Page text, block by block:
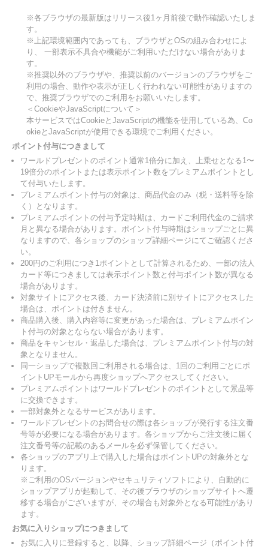
※各ブラウザの最新版はリリース後1ヶ月前後で動作確認いたしま
す。
※上記環境範囲内であっても、ブラウザとOSの組み合わせによ
り、 一部表示不具合や機能がご利用いただけない場合がありま
す。
※推奨以外のブラウザや、推奨以前のバージョンのブラウザをご
利用の場合、動作や表示が正しく行われない可能性がありますの
で、推奨ブラウザでのご利用をお願いいたします。
＜CookieやJavaScriptについて＞
本サービスではCookieとJavaScriptの機能を使用している為、Co
okieとJavaScriptが使用できる環境でご利用ください。
ポイント付与につきまして
ワールドプレゼントのポイント通常1倍分に加え、上乗せとなる1〜
19倍分のポイントまたは表示ポイント数をプレミアムポイントとし
て付与いたします。
プレミアムポイント付与の対象は、商品代金のみ（税・送料等を除
く）となります。
プレミアムポイントの付与予定時期は、カードご利用代金のご請求
月と異なる場合があります。ポイント付与時期はショップごとに異
なりますので、各ショップのショップ詳細ページにてご確認くださ
い。
200円のご利用につき1ポイントとして計算されるため、一部の法人
カード等につきましては表示ポイント数と付与ポイント数が異なる
場合があります。
対象サイトにアクセス後、カード決済前に別サイトにアクセスした
場合は、ポイントは付きません。
商品購入後、購入内容等に変更があった場合は、プレミアムポイン
ト付与の対象とならない場合があります。
商品をキャンセル・返品した場合は、プレミアムポイント付与の対
象となりません。
同一ショップで複数回ご利用される場合は、1回のご利用ごとにポ
イントUPモールから再度ショップへアクセスしてください。
プレミアムポイントはワールドプレゼントのポイントとして景品等
に交換できます。
一部対象外となるサービスがあります。
ワールドプレゼントのお問合せの際は各ショップが発行する注文番
号等が必要になる場合があります。各ショップからご注文後に届く
注文番号等の記載のあるメールを必ず保管してください。
各ショップのアプリ上で購入した場合はポイントUPの対象外とな
ります。
※ご利用のOSバージョンやセキュリティソフトにより、自動的に
ショップアプリが起動して、その後ブラウザのショップサイトへ遷
移する場合がございますが、その場合も対象外となる可能性があり
ます。
お気に入りショップにつきまして
お気に入りに登録すると、以降、ショップ詳細ページ（ポイント付